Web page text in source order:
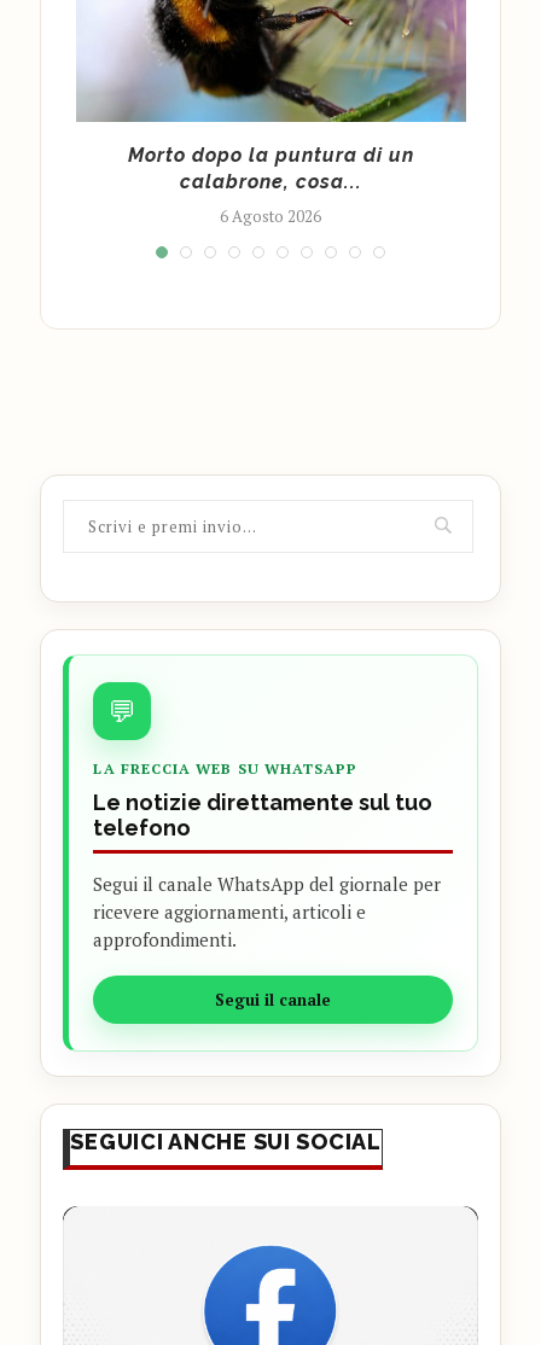
Morto dopo la puntura di un
calabrone, cosa...
6 Agosto 2026
💬
LA FRECCIA WEB SU WHATSAPP
Le notizie direttamente sul tuo
telefono
Segui il canale WhatsApp del giornale per
ricevere aggiornamenti, articoli e
approfondimenti.
Segui il canale
SEGUICI ANCHE SUI SOCIAL